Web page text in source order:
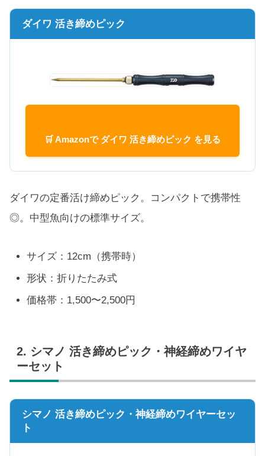
ダイワ 活き締めピック
🛒 Amazonで ダイワ 活き締めピック を見る
ダイワの定番活け締めピック。コンパクトで携帯性
◎。中型魚向けの標準サイズ。
サイズ：12cm（携帯時）
形状：折りたたみ式
価格帯：1,500〜2,500円
2. シマノ 活き締めピック・神経締めワイヤ
ーセット
シマノ 活き締めピック・神経締めワイヤーセッ
ト